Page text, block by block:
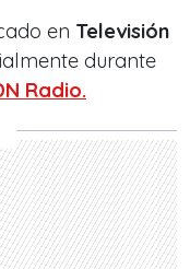
en Televisión
durante
Radio.